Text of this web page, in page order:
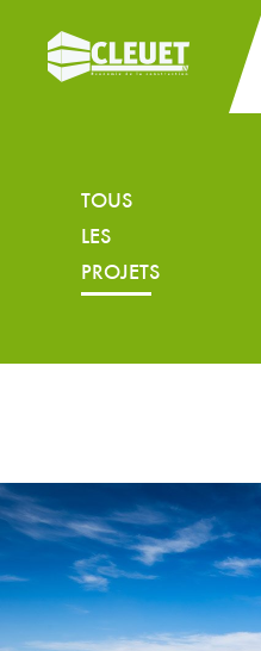
TOUS
LES
PROJETS